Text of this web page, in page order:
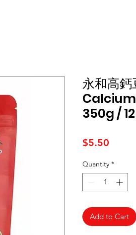
永和高
350g /
$5.50
Quantity *
Add to Cart